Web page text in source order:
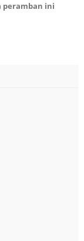
peramban ini